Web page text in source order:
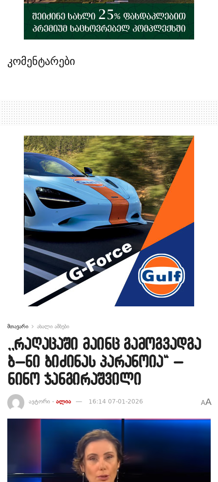
კომენტარები
მთავარი ახალი ამბები
,,რაღაცაში მაინც გამოგვადგა
ბ–ნი ბიძინას პარანოია“ –
ნინო ჯანგირაშვილი
ავტორი - ალია 16:14 07-01-2026 AA